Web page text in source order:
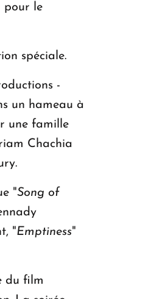
pour le
spéciale.
-
un hameau à
une famille
Chachia
"Song of
"Emptiness"
du film